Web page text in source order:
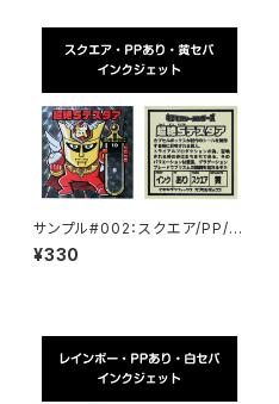
サンプル#002：スクエア/PP/イ
ンクジェット/黄セパ
¥330